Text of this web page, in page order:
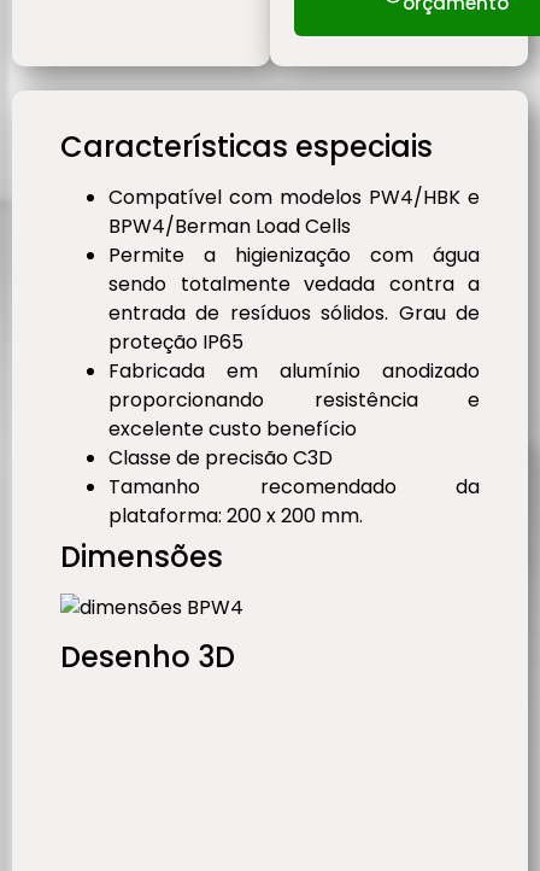
Características especiais
Compatível com modelos PW4/HBK e
BPW4/Berman Load Cells
Permite a higienização com água
sendo totalmente vedada contra a
entrada de resíduos sólidos. Grau de
proteção IP65
Fabricada em alumínio anodizado
proporcionando resistência e
excelente custo benefício
Classe de precisão C3D
Tamanho recomendado da
plataforma: 200 x 200 mm.
Dimensões
Desenho 3D